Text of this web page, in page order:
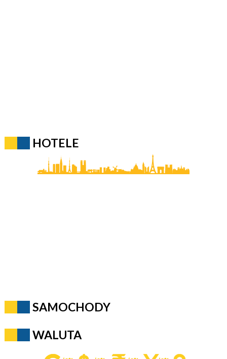
HOTELE
SAMOCHODY
WALUTA